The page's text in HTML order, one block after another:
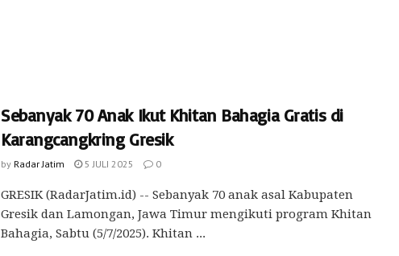
Sebanyak 70 Anak Ikut Khitan Bahagia Gratis di
Karangcangkring Gresik
by Radar Jatim 5 JULI 2025 0
GRESIK (RadarJatim.id) -- Sebanyak 70 anak asal Kabupaten
Gresik dan Lamongan, Jawa Timur mengikuti program Khitan
Bahagia, Sabtu (5/7/2025). Khitan ...